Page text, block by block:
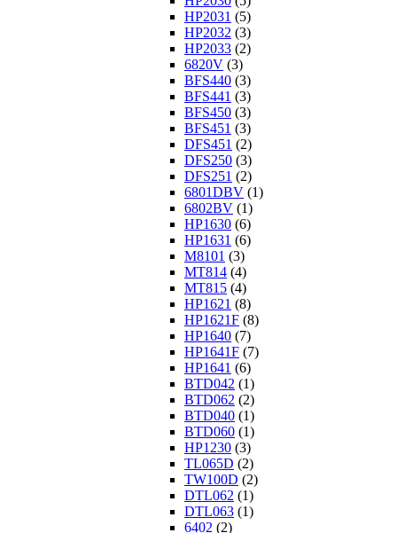
HP2031 (5)
HP2032 (3)
HP2033 (2)
6820V (3)
BFS440 (3)
BFS441 (3)
BFS450 (3)
BFS451 (3)
DFS451 (2)
DFS250 (3)
DFS251 (2)
6801DBV (1)
6802BV (1)
HP1630 (6)
HP1631 (6)
M8101 (3)
MT814 (4)
MT815 (4)
HP1621 (8)
HP1621F (8)
HP1640 (7)
HP1641F (7)
HP1641 (6)
BTD042 (1)
BTD062 (2)
BTD040 (1)
BTD060 (1)
HP1230 (3)
TL065D (2)
TW100D (2)
DTL062 (1)
DTL063 (1)
6402 (2)